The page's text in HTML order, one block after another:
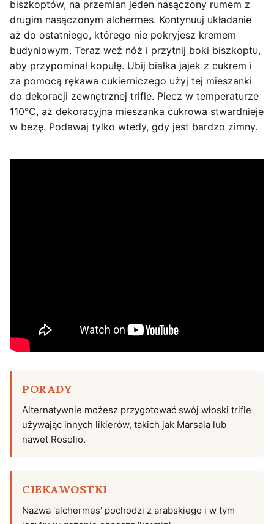
biszkoptów, na przemian jeden nasączony rumem z
drugim nasączonym alchermes. Kontynuuj układanie
aż do ostatniego, którego nie pokryjesz kremem
budyniowym. Teraz weź nóż i przytnij boki biszkoptu,
aby przypominał kopułę. Ubij białka jajek z cukrem i
za pomocą rękawa cukierniczego użyj tej mieszanki
do dekoracji zewnętrznej trifle. Piecz w temperaturze
110°C, aż dekoracyjna mieszanka cukrowa stwardnieje
w bezę. Podawaj tylko wtedy, gdy jest bardzo zimny.
PORADY
Alternatywnie możesz przygotować swój włoski trifle
używając innych likierów, takich jak Marsala lub
nawet Rosolio.
CIEKAWOSTKI
Nazwa 'alchermes' pochodzi z arabskiego i w tym